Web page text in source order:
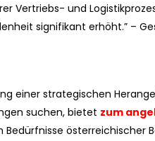
Vertriebs- und
signifikant erhöht.” –
einer strategischen
suchen, bietet zum
österreichischer